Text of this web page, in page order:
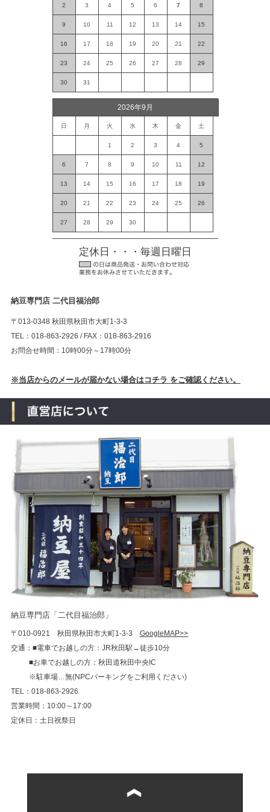
2 3 4 5 6 7 8
9 10 11 12 13 14 15
16 17 18 19 20 21 22
23 24 25 26 27 28 29
30 31
2026年9月
日 月 火 水 木 金 土
1 2 3 4 5
6 7 8 9 10 11 12
13 14 15 16 17 18 19
20 21 22 23 24 25 26
27 28 29 30
定休日・・・毎週日曜日
納豆専門店 二代目福治郎
〒013-0348 秋田県秋田市大町1-3-3
TEL：018-863-2926 / FAX：018-863-2916
お問合せ時間：10時00分～17時00分
※当店からのメールが届かない場合はコチラ をご確認ください。
納豆専門店「二代目福治郎」
〒010-0921 秋田県秋田市大町1-3-3 GoogleMAP>>
交通：■電車でお越しの方：JR秋田駅→徒歩10分
■お車でお越しの方：秋田道秋田中央IC
※駐車場…無(NPCパーキングをご利用ください)
TEL：018-863-2926
営業時間：10:00～17:00
定休日：土日祝祭日